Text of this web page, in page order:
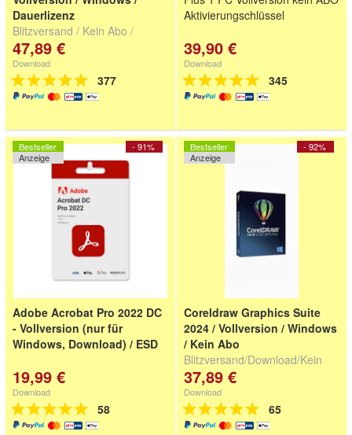
Dauerlizenz
Blitzversand / Kein Abo /
Online Download
47,89 €
Download
377
Aktivierungschlüssel
39,90 €
Download
345
- 91%
Bestseller
Anzeige
Adobe Acrobat Pro 2022 DC
- Vollversion (nur für
Windows, Download) / ESD
19,99 €
Download
58
- 92%
Bestseller
Anzeige
Coreldraw Graphics Suite
2024 / Vollversion / Windows
/ Kein Abo
Blitzversand/Download/Kein
Abo
37,89 €
Download
65